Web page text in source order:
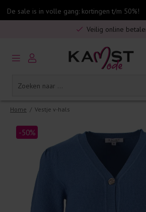
De sale is in volle gang: kortingen t/m 50%!
Gratis verzending in Nederland
Veilig online
5% spaarbonus op jouw
Gratis verzending in
Home / Vestje v-hals
-50%